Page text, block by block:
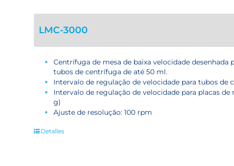
LMC-3000
Centrífuga de mesa de baixa velocidade
tubos de centrífuga de até 50 ml.
Intervalo de regulação de velocidade para tubos de
Intervalo de regulação de velocidade para placas
g)
Ajuste de resolução: 100 rpm
Detalles